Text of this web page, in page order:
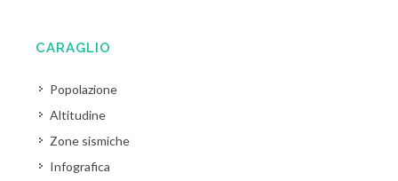
CARAGLIO
Popolazione
Altitudine
Zone sismiche
Infografica